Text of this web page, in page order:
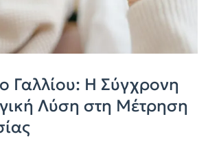
Γαλλίου: Η Σύγχρονη
Λύση στη Μέτρηση